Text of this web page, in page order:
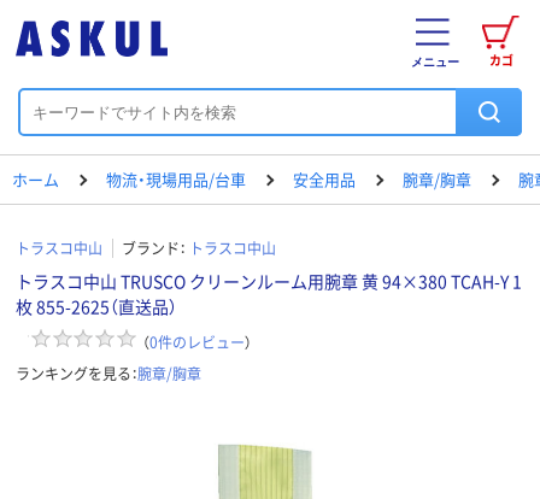
カゴ
メニュー
ホーム 物流・現場用品/台車 安全用品 腕章/胸章 腕
トラスコ中山 ブランド： トラスコ中山
トラスコ中山 TRUSCO クリーンルーム用腕章 黄 94×380 TCAH-Y 1
枚 855-2625（直送品）
（0件のレビュー）
ランキングを見る：腕章/胸章